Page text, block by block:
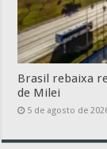
Brasil rebaixa
de Milei
5 de agosto de